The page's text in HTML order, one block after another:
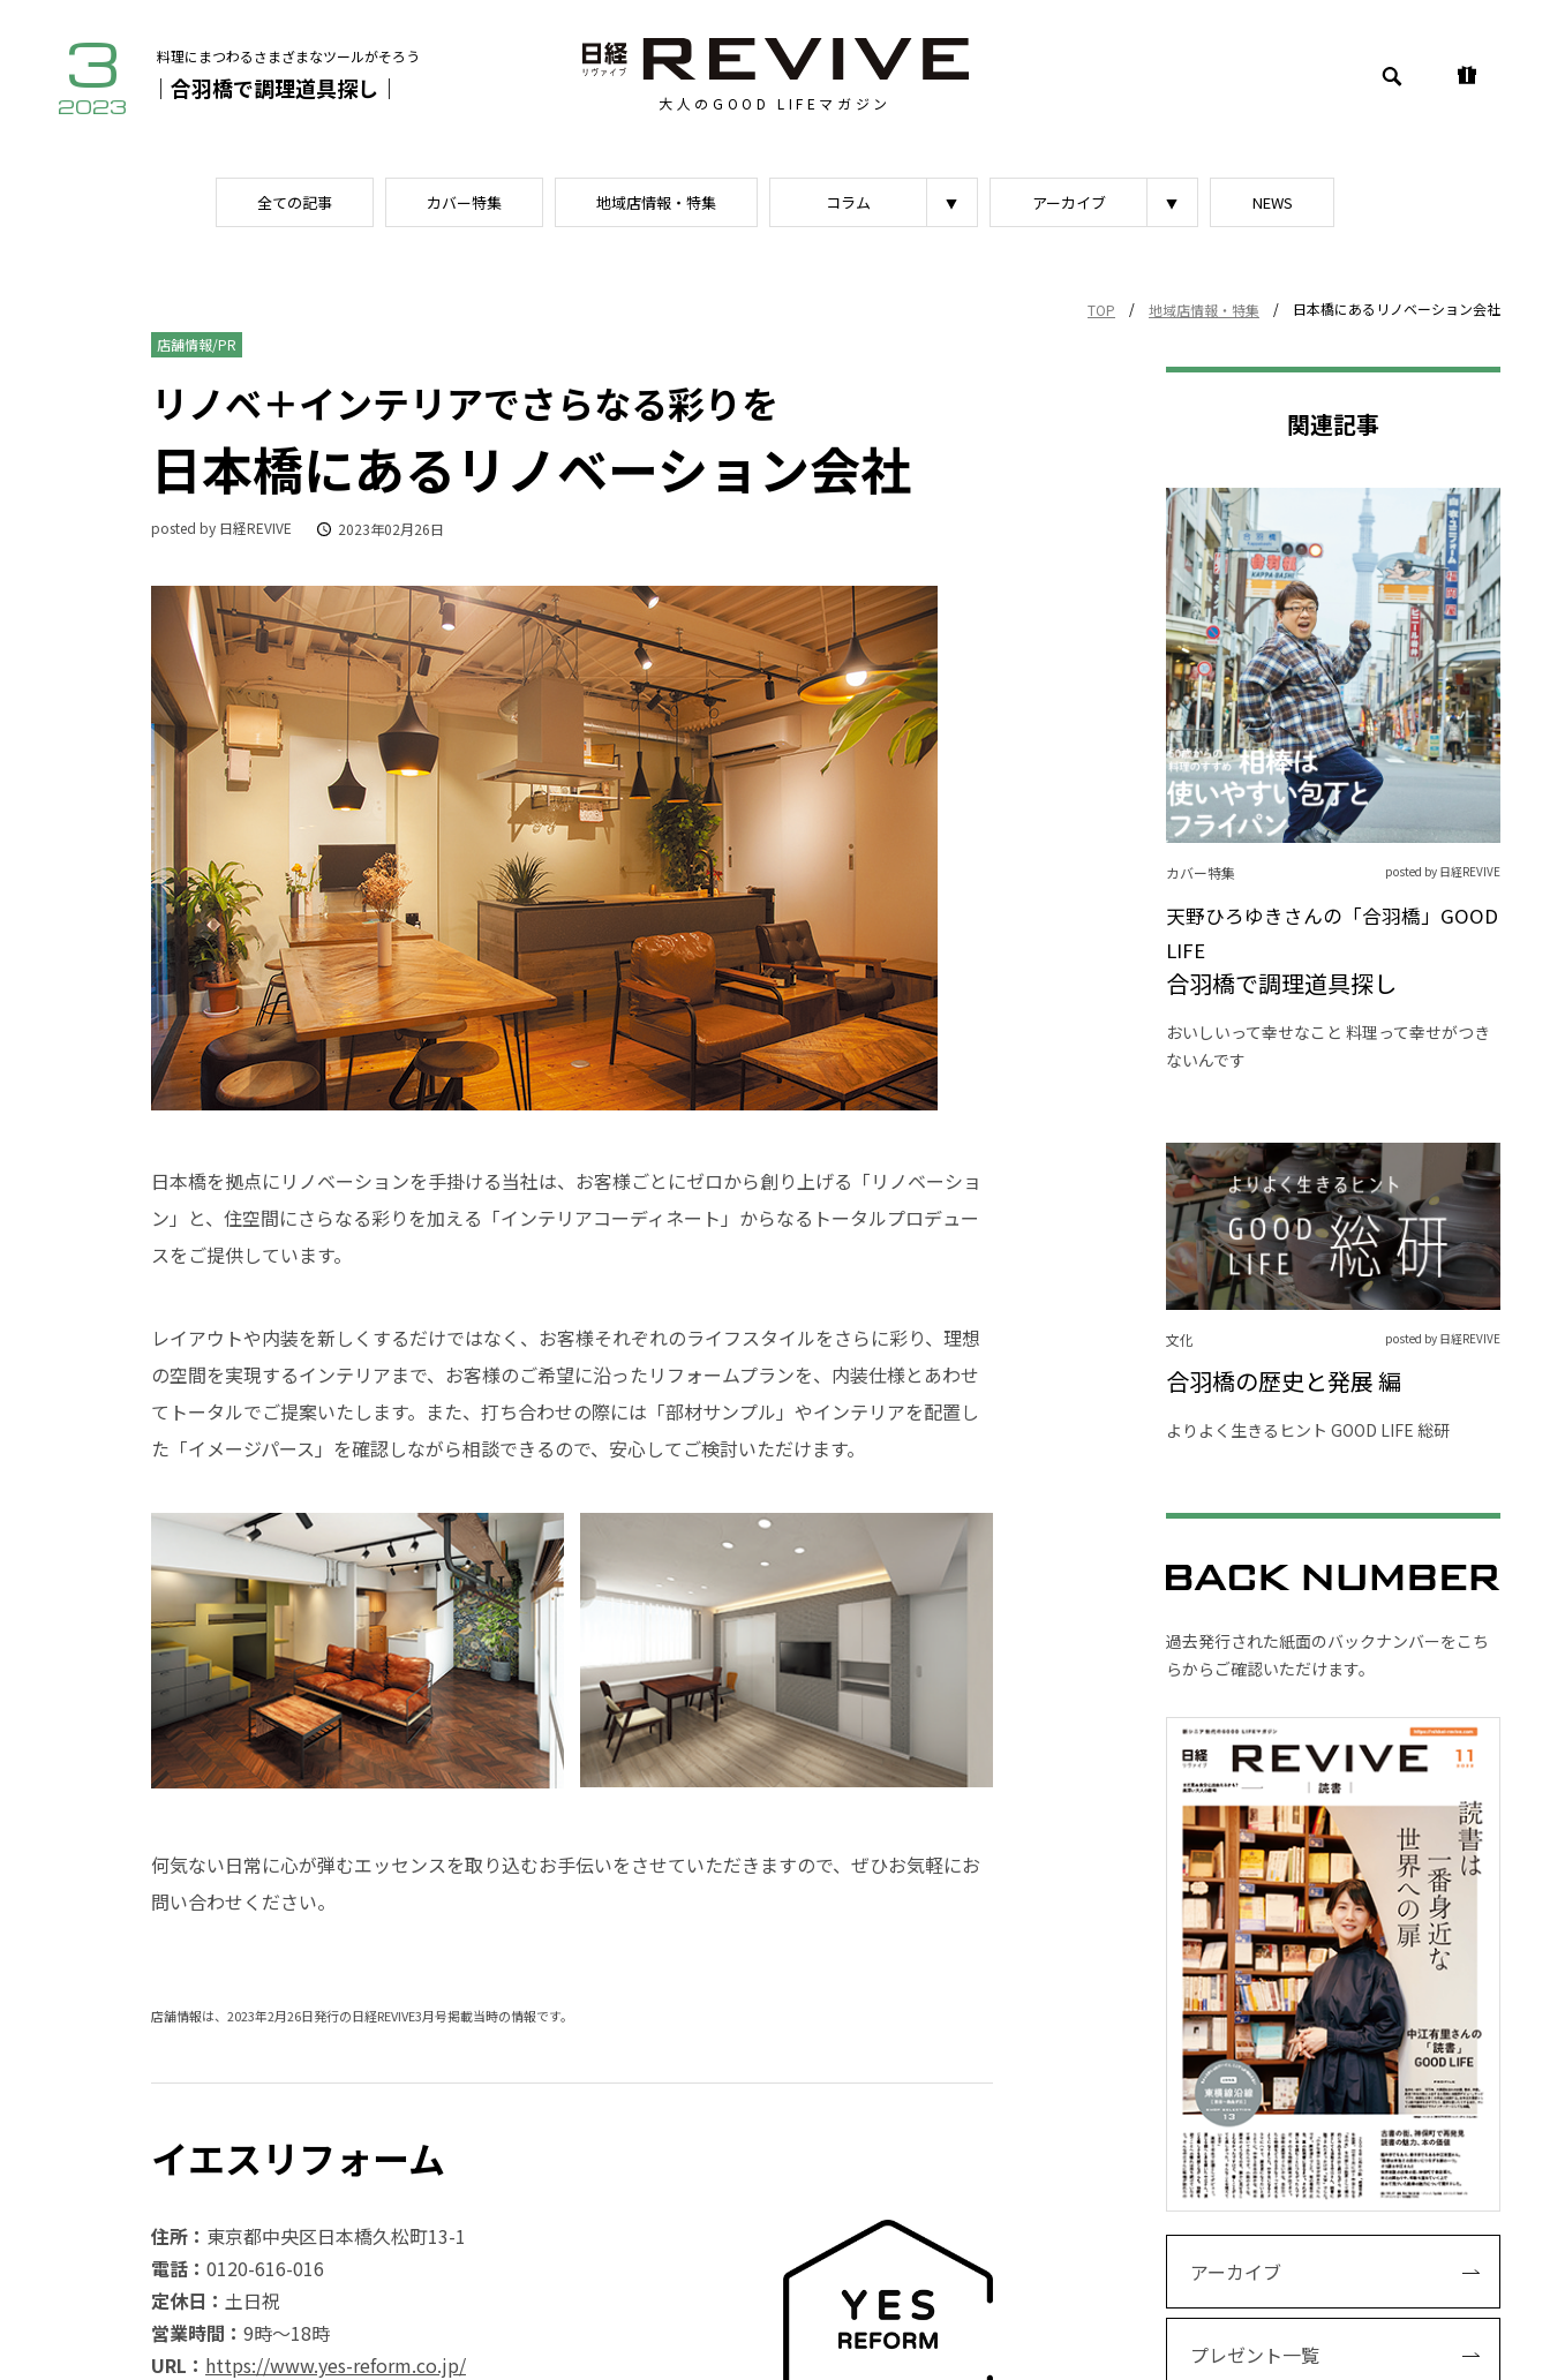
3
2023
料理にまつわるさまざまなツールがそろう
｜合羽橋で調理道具探し｜
大人のGOOD LIFEマガジン
全ての記事 カバー特集 地域店情報・特集 コラム アーカイブ NEWS
TOP / 地域店情報・特集 /
日本橋にあるリノベーション会社
店舗情報/PR
リノベ＋インテリアでさらなる彩りを
日本橋にあるリノベーション会社
posted by 日経REVIVE 2023年02月26日
日本橋を拠点にリノベーションを手掛ける当社は、お客様ごとにゼロから創り上げる「リノベーショ
ン」と、住空間にさらなる彩りを加える「インテリアコーディネート」からなるトータルプロデュー
スをご提供しています。
レイアウトや内装を新しくするだけではなく、お客様それぞれのライフスタイルをさらに彩り、理想
の空間を実現するインテリアまで、お客様のご希望に沿ったリフォームプランを、内装仕様とあわせ
てトータルでご提案いたします。また、打ち合わせの際には「部材サンプル」やインテリアを配置し
た「イメージパース」を確認しながら相談できるので、安心してご検討いただけます。
何気ない日常に心が弾むエッセンスを取り込むお手伝いをさせていただきますので、ぜひお気軽にお
問い合わせください。
店舗情報は、2023年2月26日発行の日経REVIVE3月号掲載当時の情報です。
イエスリフォーム
住所： 東京都中央区日本橋久松町13-1
電話： 0120-616-016
定休日： 土日祝
営業時間： 9時～18時
URL： https://www.yes-reform.co.jp/
関連記事
カバー特集 posted by 日経REVIVE
天野ひろゆきさんの「合羽橋」GOOD
LIFE
合羽橋で調理道具探し
おいしいって幸せなこと 料理って幸せがつき
ないんです
文化 posted by 日経REVIVE
合羽橋の歴史と発展 編
よりよく生きるヒント GOOD LIFE 総研
過去発行された紙面のバックナンバーをこち
らからご確認いただけます。
アーカイブ
プレゼント一覧